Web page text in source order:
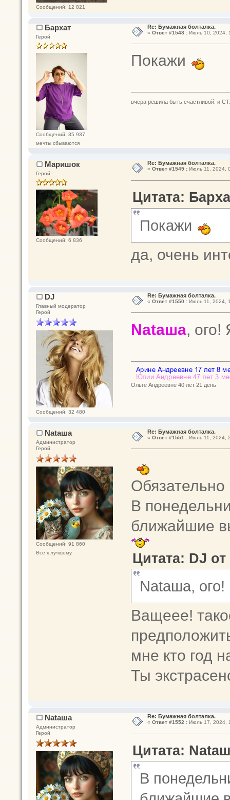
Сообщений: 12 821
Бархат
Герой
Сообщений: 35 937
мечты сбываются
Re: Бумажная болталка.
« Ответ #1548 :Июль 10, 2024,
Покажи
вчера решила быть счастливой. и
Маришок
Герой
Сообщений: 6 836
Re: Бумажная болталка.
« Ответ #1549 :Июль 11, 2024,
Цитата:
Покажи
да, очень
DJ
Главный модератор
Герой
Сообщений: 32 480
Re: Бумажная болталка.
« Ответ #1550 :Июль 11, 2024,
Nataшa, ого!
Ольге Андреевне 40 лет 21 день
Nataшa
Администратор
Герой
Сообщений: 91 860
Всё к лучшему
Re: Бумажная болталка.
« Ответ #1551 :Июль 11, 2024,
Обязательно
В
ближайшие
Цитата: DJ
Nataшa, ого!
Ващеее!
мне кто год
Ты
Nataшa
Администратор
Герой
Re: Бумажная болталка.
« Ответ #1552 :Июль 17, 2024,
Цитата:
В